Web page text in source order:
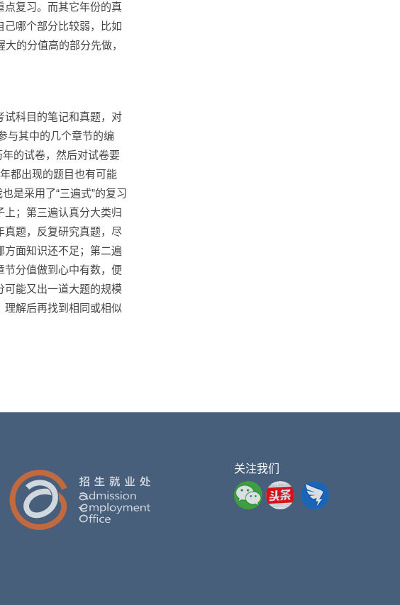
点复习。而其它年份的真
哪个部分比较弱，比如
的分值高的部分先做，
试科目的笔记和真题，对
与其中的几个章节的编
的试卷，然后对试卷要
都出现的题目也有可能
是采用了“三遍式”的复习
；第三遍认真分大类归
真题，反复研究真题，尽
面知识还不足；第二遍
节分值做到心中有数，便
可能又出一道大题的规模
解后再找到相同或相似
关注我们